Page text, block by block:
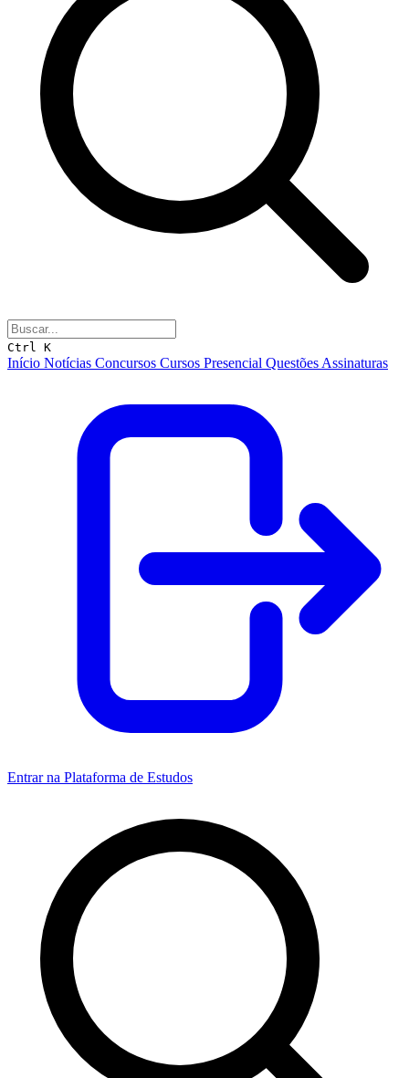
Ctrl K
Início Notícias Concursos Cursos Presencial Questões Assinaturas
Entrar na Plataforma de Estudos